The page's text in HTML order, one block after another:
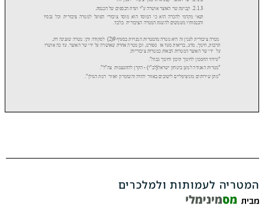
המטריה לעמותות ולמלכרים